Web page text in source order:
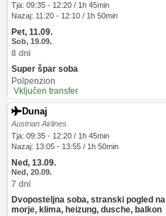
Tja: 09:35 - 12:20 / 1h 45min
Nazaj: 11:20 - 12:10 / 1h 50min
Pet, 11.09.
Sob, 19.09.
8 dni
Super špar soba
Polpenzion
Vključen transfer
Dunaj
Austrian Airlines
Tja: 09:35 - 12:20 / 1h 45min
Nazaj: 13:05 - 13:55 / 1h 50min
Ned, 13.09.
Ned, 20.09.
7 dni
Dvoposteljna soba, stranski pogled na
morje, klima, heizung, dusche, balkon